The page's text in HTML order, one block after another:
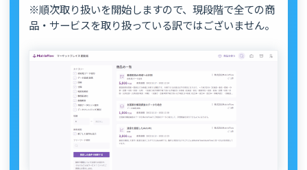
※順次取り扱いを開始しますので、現段階で全ての商
品・サービスを取り扱っている訳ではございません。